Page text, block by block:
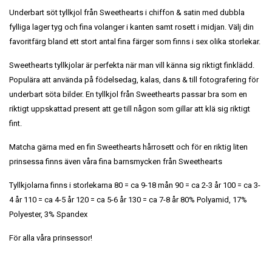
Underbart söt tyllkjol från Sweethearts i chiffon & satin med dubbla
fylliga lager tyg och fina volanger i kanten samt rosett i midjan. Välj din
favoritfärg bland ett stort antal fina färger som finns i sex olika storlekar.
Sweethearts tyllkjolar är perfekta när man vill känna sig riktigt finklädd.
Populära att använda på födelsedag, kalas, dans & till fotografering för
underbart söta bilder. En tyllkjol från Sweethearts passar bra som en
riktigt uppskattad present att ge till någon som gillar att klä sig riktigt
fint.
Matcha gärna med en fin Sweethearts hårrosett och för en riktig liten
prinsessa finns även våra fina barnsmycken från Sweethearts
Tyllkjolarna finns i storlekarna 80 = ca 9-18 mån 90 = ca 2-3 år 100 = ca 3-
4 år 110 = ca 4-5 år 120 = ca 5-6 år 130 = ca 7-8 år 80% Polyamid, 17%
Polyester, 3% Spandex
För alla våra prinsessor!